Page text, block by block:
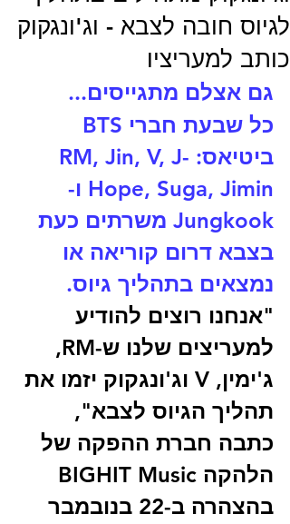
לגיוס חובה לצבא - וג'ונגקוק
כותב למעריציו
גם אצלם מתגייסים...
ביטיאס: RM, Jin, V, J-
Hope, Suga, Jimin ו-
Jungkook משרתים כעת
בצבא דרום קוריאה או
נמצאים בתהליך גיוס.
"אנחנו רוצים להודיע ​​
למעריצים שלנו ש-RM,
ג'ימין, V וג'ונגקוק יזמו את
תהליך הגיוס לצבא",
כתבה חברת ההפקה של
בהצהרה ב-22 בנובמבר